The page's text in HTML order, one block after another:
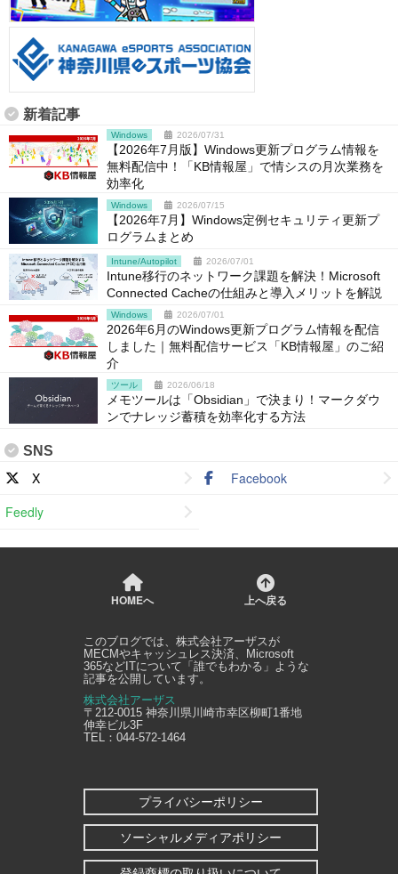
新着記事
Windows 2026/07/31
【2026年7月版】Windows更新プログラム情報を
無料配信中！「KB情報屋」で情シスの月次業務を
効率化
Windows 2026/07/15
【2026年7月】Windows定例セキュリティ更新プ
ログラムまとめ
Intune/Autopilot 2026/07/01
Intune移行のネットワーク課題を解決！Microsoft
Connected Cacheの仕組みと導入メリットを解説
Windows 2026/07/01
2026年6月のWindows更新プログラム情報を配信
しました｜無料配信サービス「KB情報屋」のご紹
介
ツール 2026/06/18
メモツールは「Obsidian」で決まり！マークダウ
ンでナレッジ蓄積を効率化する方法
SNS
X
Facebook
Feedly
HOMEへ 上へ戻る
このブログでは、 株式会社アーザス が
MECMやキャッシュレス決済、Microsoft
365などITについて「誰でもわかる」ような
記事を公開しています。
株式会社アーザス
〒212-0015 神奈川県 川崎市幸区柳町1番地
伸幸ビル3F
TEL： 044-572-1464
プライバシーポリシー
ソーシャルメディアポリシー